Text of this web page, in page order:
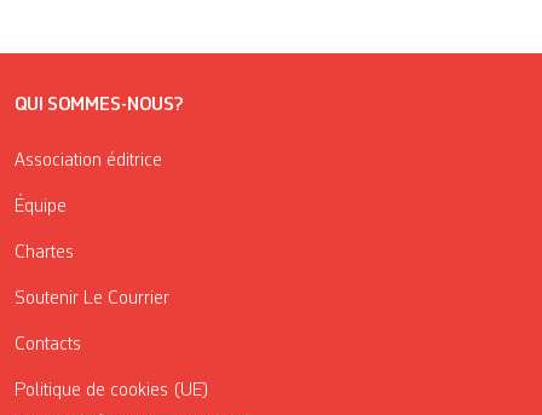
QUI SOMMES-NOUS?
Association éditrice
Équipe
Chartes
Soutenir Le Courrier
Contacts
Politique de cookies (UE)